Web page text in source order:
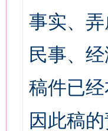
事实、
民事、
稿件已
因此稿